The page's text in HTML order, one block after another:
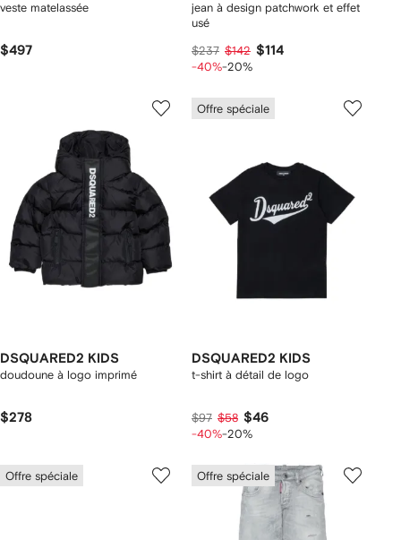
veste matelassée
$497
jean à design patchwork et effet
usé
$237 $142 $114
-40%-20%
DSQUARED2 KIDS
doudoune à logo imprimé
$278
Offre spéciale
DSQUARED2 KIDS
t-shirt à détail de logo
$97 $58 $46
-40%-20%
Offre spéciale Offre spéciale